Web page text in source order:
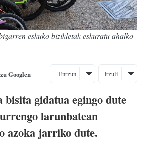
eskuko bizikletak eskuratu ahalko
Googlen Entzun Itzuli
bisita gidatua egingo dute
larunbatean
azoka jarriko dute.